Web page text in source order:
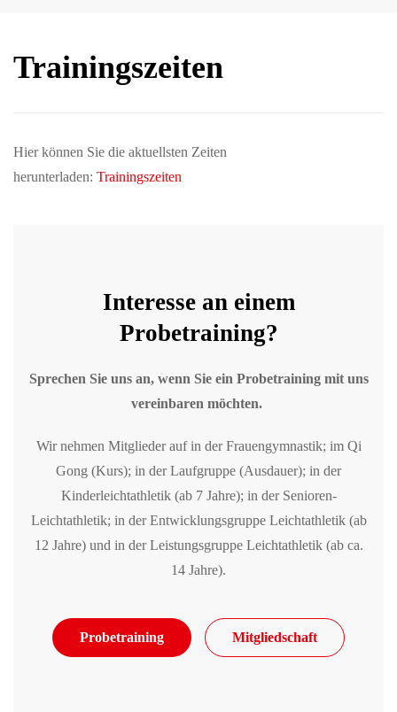
Trainingszeiten
Hier können Sie die aktuellsten Zeiten
herunterladen: Trainingszeiten
Interesse an einem
Probetraining?
Sprechen Sie uns an, wenn Sie ein Probetraining mit uns
vereinbaren möchten.
Wir nehmen Mitglieder auf in der Frauengymnastik; im Qi
Gong (Kurs); in der Laufgruppe (Ausdauer); in der
Kinderleichtathletik (ab 7 Jahre); in der Senioren-
Leichtathletik; in der Entwicklungsgruppe Leichtathletik (ab
12 Jahre) und in der Leistungsgruppe Leichtathletik (ab ca.
14 Jahre).
Probetraining Mitgliedschaft